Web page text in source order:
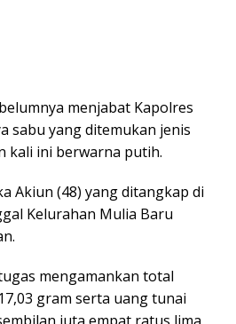
menjabat Kapolres
sabu yang ditemukan jenis
kali ini berwarna putih.
Akiun (48) yang ditangkap di
Kelurahan Mulia Baru
mengamankan total
gram serta uang tunai
juta empat ratus lima